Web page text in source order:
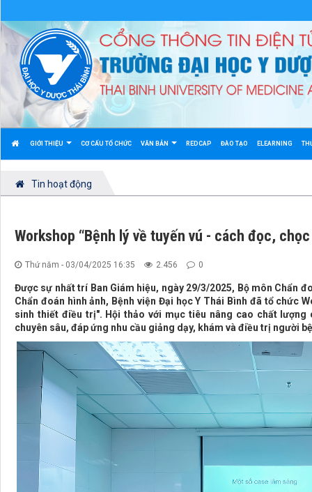
GIỚI THIỆU CƠ CẤU TỔ CHỨC VĂN BẢN REDCAP ĐÀO TẠO ELEARNING
Tin hoạt động
Workshop “Bệnh lý về tuyến vú - cách đọc,
Thứ năm - 03/04/2025 16:35 2.456 0
Được sự nhất trí Ban Giám hiệu, ngày 29/3/2025, Bộ môn Chẩn
Chẩn đoán hình ảnh, Bệnh viện Đại học Y Thái Bình đã tổ chức
sinh thiết điều trị". Hội thảo với mục tiêu nâng cao chất
chuyên sâu, đáp ứng nhu cầu giảng dạy, khám và điều trị người